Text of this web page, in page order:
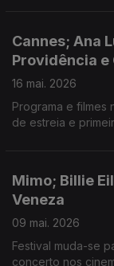
Cannes; Ana
Providência e
16 mai. 2026
Programa e filmes
de estreia e
Mimo; Billie
Veneza
09 mai. 2026
Festival muda-se
concerto nos